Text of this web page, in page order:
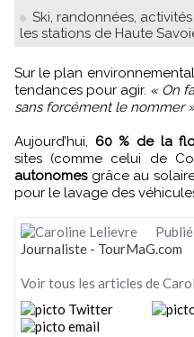
Ski, randonnées,
les stations de Haute
Sur le plan environnemental, le groupe n’a pas attendu les
tendances pour agir. « On
sans forcément le nommer
Aujourd’hui, 60 % de la
sites (comme celui de
autonomesgrâce au
pour le lavage des
Journaliste - TourMaG.com
Voir tous les articles de